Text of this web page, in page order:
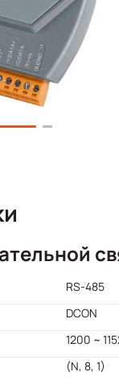
RS-485
DCON
1200 ~
(N, 8, 1)